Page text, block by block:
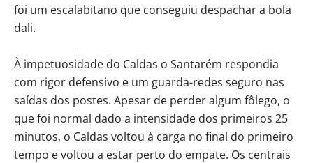
foi um escalabitano que conseguiu despachar a bola
dali.
À impetuosidade do Caldas o Santarém respondia
com rigor defensivo e um guarda-redes seguro nas
saídas dos postes. Apesar de perder algum fôlego, o
que foi normal dado a intensidade dos primeiros 25
minutos, o Caldas voltou à carga no final do primeiro
tempo e voltou a estar perto do empate. Os centrais